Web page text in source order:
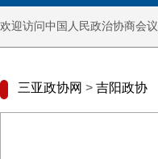
欢迎访问中国人民政治协商会
三亚政协网 > 吉阳政协